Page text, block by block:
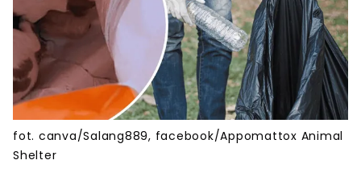
fot. canva/Salang889, facebook/Appomattox Animal
Shelter